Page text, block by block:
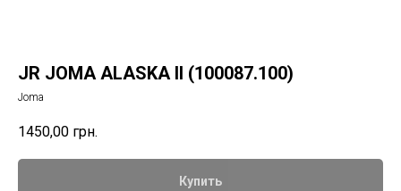
JR JOMA ALASKA II (100087.100)
Joma
1450,00 грн.
Купить